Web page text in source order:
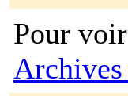
Pour